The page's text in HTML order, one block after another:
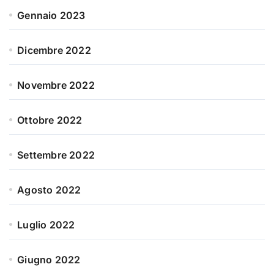
Gennaio 2023
Dicembre 2022
Novembre 2022
Ottobre 2022
Settembre 2022
Agosto 2022
Luglio 2022
Giugno 2022